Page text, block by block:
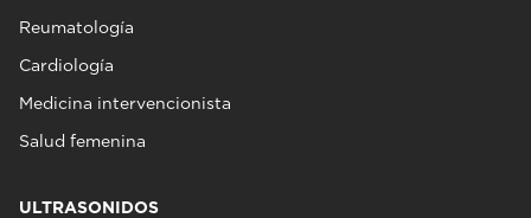
Reumatología
Cardiología
Medicina intervencionista
Salud femenina
ULTRASONIDOS